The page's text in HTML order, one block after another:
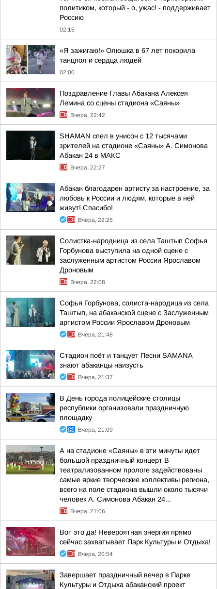
политиком, который - о, ужас! - поддерживает
Россию
02:15
«Я зажигаю!» Олюшка в 67 лет покорила
танцпол и сердца людей
02:00
Поздравление Главы Абакана Алексея
Лемина со сцены стадиона «Саяны»
Вчера, 22:42
SHAMAN спел в унисон с 12 тысячами
зрителей на стадионе «Саяны» А. Симонова
Абакан 24 в МАКС
Вчера, 22:27
Абакан благодарен артисту за настроение, за
любовь к России и людям, которые в ней
живут! Спасибо!
Вчера, 22:25
Солистка-народница из села Таштып Софья
Горбунова выступила на одной сцене с
заслуженным артистом России Ярославом
Дроновым
Вчера, 22:08
Софья Горбунова, солиста-народица из села
Таштып, на абаканской сцене с Заслуженным
артистом России Ярославом Дроновым
Вчера, 21:48
Стадион поёт и танцует Песни SAMANA
знают абаканцы наизусть
Вчера, 21:37
В День города полицейские столицы
республики организовали праздничную
площадку
Вчера, 21:09
А на стадионе «Саяны» в эти минуты идет
большой праздничный концерт В
театрализованном прологе задействованы
самые яркие творческие коллективы региона,
всего на поле стадиона вышли около тысячи
человек А. Симонова Абакан 24...
Вчера, 21:06
Вот это да! Невероятная энергия прямо
сейчас захватывает Парк Культуры и Отдыха!
Вчера, 20:54
Завершает праздничный вечер в Парке
Культуры и Отдыха абаканский проект